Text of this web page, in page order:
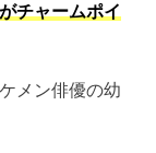
チャームポイ
メン俳優の幼